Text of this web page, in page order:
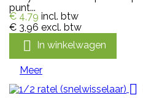
punt...
€ 4,79 incl. btw
€ 3,96 excl. btw
 In winkelwagen
Meer
